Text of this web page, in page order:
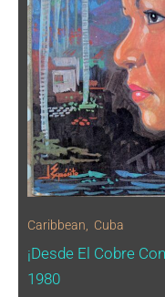
Caribbean Cuba
¡Desde El Cobre
1980